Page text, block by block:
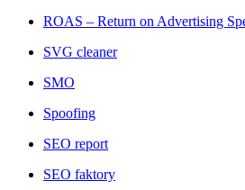
ROAS – Return on Advertising
SVG cleaner
SMO
Spoofing
SEO report
SEO faktory